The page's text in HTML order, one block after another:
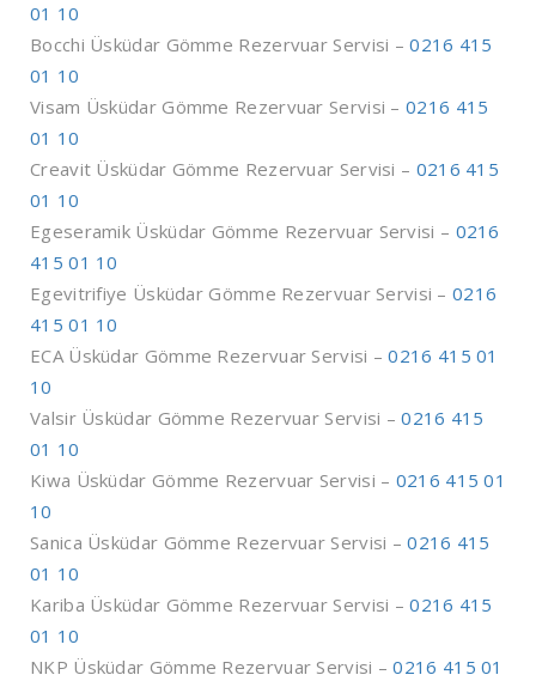
01 10
Bocchi Üsküdar Gömme Rezervuar Servisi –0216 415
01 10
Visam Üsküdar Gömme Rezervuar Servisi – 0216 415
01 10
Creavit Üsküdar Gömme Rezervuar Servisi – 0216 415
01 10
Egeseramik Üsküdar Gömme Rezervuar Servisi – 0216
415 01 10
Egevitrifiye Üsküdar Gömme Rezervuar Servisi –0216
415 01 10
ECA Üsküdar Gömme Rezervuar Servisi –0216 415 01
10
Valsir Üsküdar Gömme Rezervuar Servisi –0216 415
01 10
Kiwa Üsküdar Gömme Rezervuar Servisi – 0216 415 01
10
Sanica Üsküdar Gömme Rezervuar Servisi –0216 415
01 10
Kariba Üsküdar Gömme Rezervuar Servisi –0216 415
01 10
NKP Üsküdar Gömme Rezervuar Servisi –0216 415 01